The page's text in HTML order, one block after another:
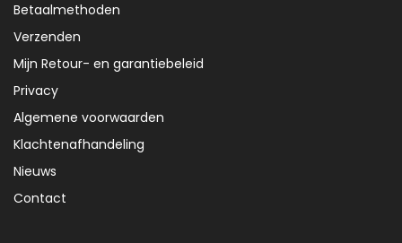
Betaalmethoden
Verzenden
Mijn Retour- en garantiebeleid
Privacy
Algemene voorwaarden
Klachtenafhandeling
Nieuws
Contact